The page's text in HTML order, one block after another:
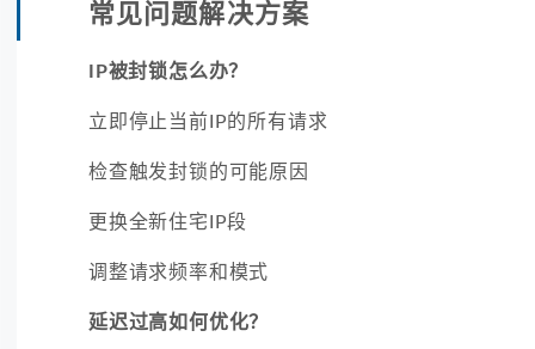
常见问题解决方案
IP被封锁怎么办？
立即停止当前IP的所有请求
检查触发封锁的可能原因
更换全新住宅IP段
调整请求频率和模式
延迟过高如何优化？